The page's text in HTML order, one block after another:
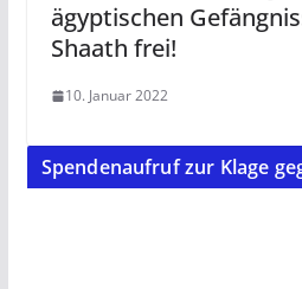
ägyptischen
Shaath frei!
10. Januar 2022
Spendenaufruf zur Klage